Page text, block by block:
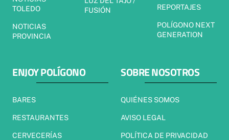
TOLEDO
NOTICIAS
PROVINCIA
FUSIÓN
REPORTAJES
POLÍGONO NEXT
GENERATION
ENJOY POLÍGONO
BARES
RESTAURANTES
CERVECERÍAS
SOBRE NOSOTROS
QUIÉNES SOMOS
AVISO LEGAL
POLÍTICA DE PRIVACIDAD